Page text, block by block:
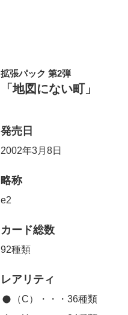
拡張パック 第2弾
「地図にない町」
発売日
2002年3月8日
略称
e2
カード総数
92種類
レアリティ
（C）・・・36種類